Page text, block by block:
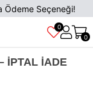
Ödeme Seçeneği!
0
0
İPTAL İADE